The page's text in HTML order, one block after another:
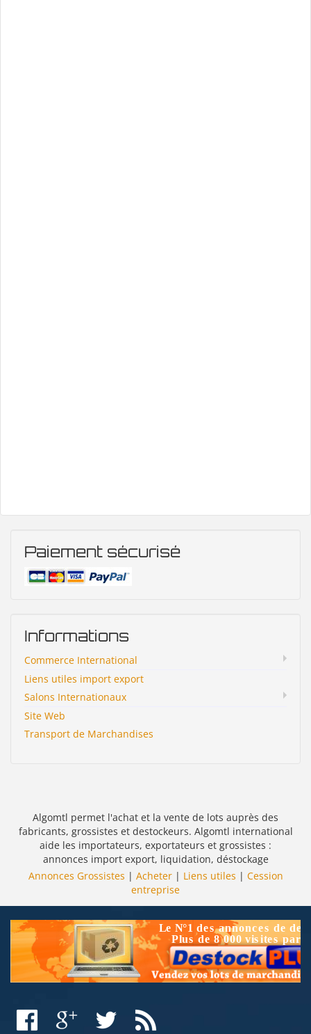
Paiement sécurisé
Informations
Commerce International
Liens utiles import export
Salons Internationaux
Site Web
Transport de Marchandises
Algomtl permet l'achat et la vente de lots auprès des
fabricants, grossistes et destockeurs. Algomtl international
aide les importateurs, exportateurs et grossistes :
annonces import export, liquidation, déstockage
Annonces Grossistes | Acheter| Liens utiles | Cession
entreprise